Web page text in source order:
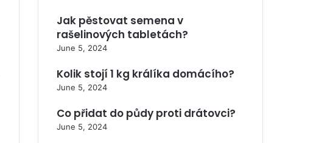
Jak pěstovat semena v
rašelinových tabletách?
June 5, 2024
Kolik stojí 1 kg králíka domácího?
June 5, 2024
Co přidat do půdy proti drátovci?
June 5, 2024